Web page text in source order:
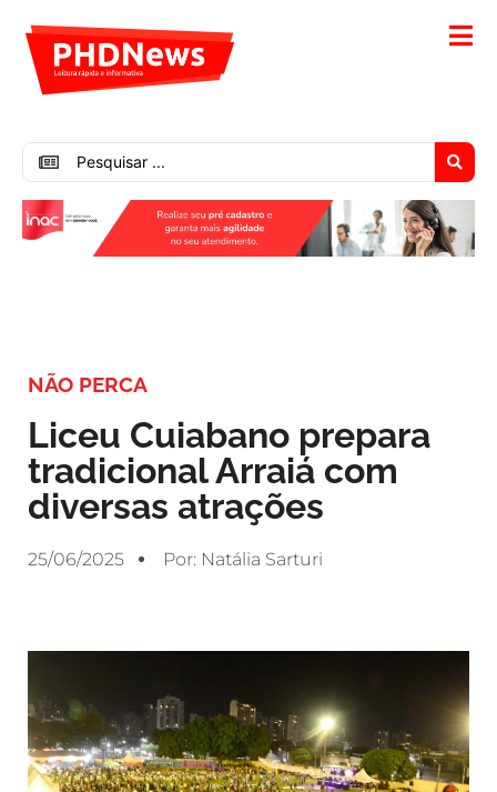
NÃO PERCA
Liceu Cuiabano prepara
tradicional Arraiá com
diversas atrações
25/06/2025 Por: Natália Sarturi